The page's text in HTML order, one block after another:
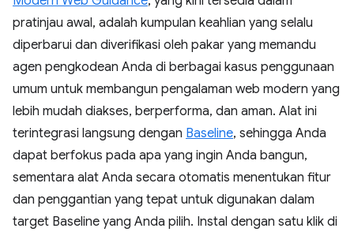
pratinjau awal, adalah kumpulan keahlian yang selalu
diperbarui dan diverifikasi oleh pakar yang memandu
agen pengkodean Anda di berbagai kasus penggunaan
umum untuk membangun pengalaman web modern yang
lebih mudah diakses, berperforma, dan aman. Alat ini
terintegrasi langsung dengan Baseline, sehingga Anda
dapat berfokus pada apa yang ingin Anda bangun,
sementara alat Anda secara otomatis menentukan fitur
dan penggantian yang tepat untuk digunakan dalam
target Baseline yang Anda pilih. Instal dengan satu klik di